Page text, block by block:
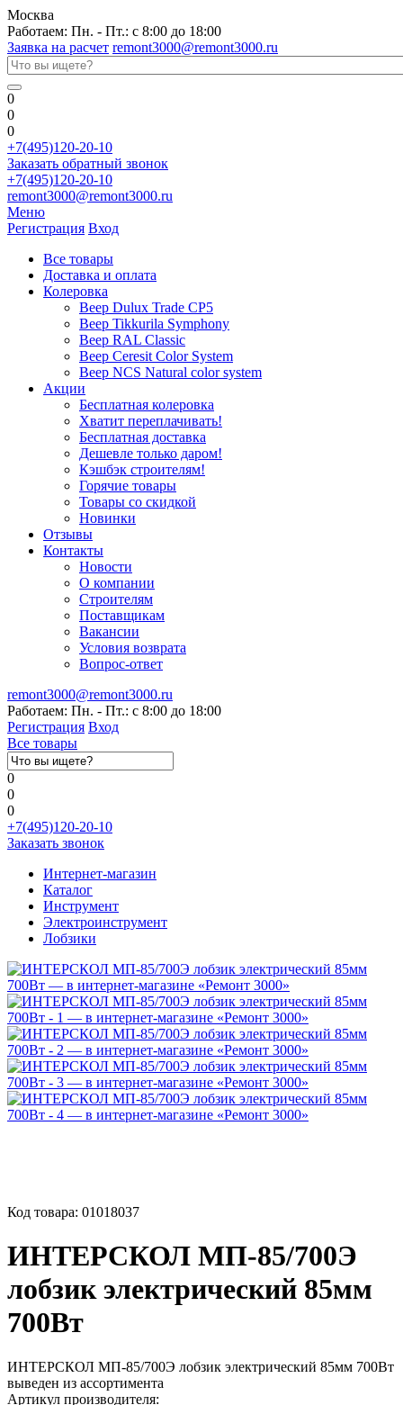
Москва
Работаем: Пн. - Пт.: с 8:00 до 18:00
Заявка на расчет remont3000@remont3000.ru
0
0
0
+7(495)120-20-10
Заказать обратный звонок
+7(495)120-20-10
remont3000@remont3000.ru
Меню
Регистрация Вход
Все товары
Доставка и оплата
Колеровка
Веер Dulux Trade CP5
Веер Tikkurila Symphony
Веер RAL Classic
Веер Ceresit Color System
Веер NCS Natural color system
Акции
Бесплатная колеровка
Хватит переплачивать!
Бесплатная доставка
Дешевле только даром!
Кэшбэк строителям!
Горячие товары
Товары со скидкой
Новинки
Отзывы
Контакты
Новости
О компании
Строителям
Поставщикам
Вакансии
Условия возврата
Вопрос-ответ
remont3000@remont3000.ru
Работаем: Пн. - Пт.: с 8:00 до 18:00
Регистрация Вход
Все товары
0
0
0
+7(495)120-20-10
Заказать звонок
Интернет-магазин
Каталог
Инструмент
Электроинструмент
Лобзики
Код товара: 01018037
ИНТЕРСКОЛ МП-85/700Э
лобзик электрический 85мм
700Вт
ИНТЕРСКОЛ МП-85/700Э лобзик электрический 85мм 700Вт
выведен из ассортимента
Артикул производителя: